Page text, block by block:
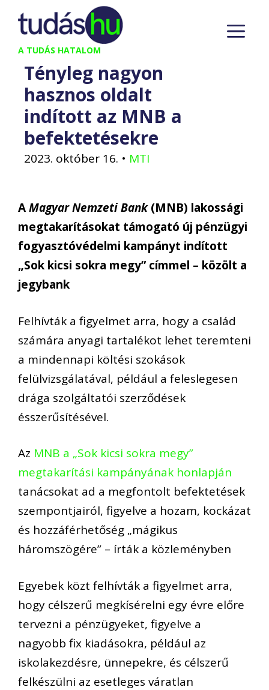
Kilépés
tartalomba
A TUDÁS HATALOM
Tényleg nagyon
hasznos oldalt
indított az MNB a
befektetésekre
2023. október 16. • MTI
AMagyar Nemzeti Bank(MNB) lakossági
megtakarításokat támogató új pénzügyi
fogyasztóvédelmi kampányt indított
„Sok kicsi sokra megy” címmel – közölt a
jegybank
Felhívták a figyelmet arra, hogy a család
számára anyagi tartalékot lehet teremteni
a mindennapi költési szokások
felülvizsgálatával, például a feleslegesen
drága szolgáltatói szerződések
ésszerűsítésével.
Az MNB a „Sok kicsi sokra megy”
megtakarítási kampányának honlapján
tanácsokat ad a megfontolt befektetések
szempontjairól, figyelve a hozam, kockázat
és hozzáférhetőség „mágikus
háromszögére” – írták a közleményben
Egyebek közt felhívták a figyelmet arra,
hogy célszerű megkísérelni egy évre előre
tervezni a pénzügyeket, figyelve a
nagyobb fix kiadásokra, például az
iskolakezdésre, ünnepekre, és célszerű
felkészülni az esetleges váratlan